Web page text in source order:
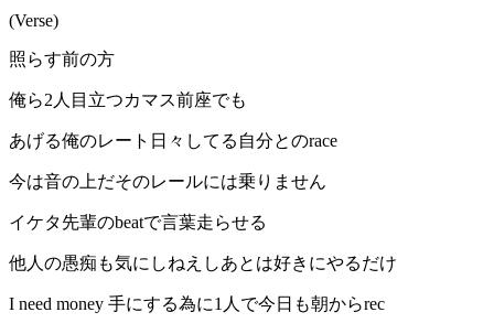
(Verse)
照らす前の方
俺ら2人目立つカマス前座でも
あげる俺のレート日々してる自分とのrace
今は音の上だそのレールには乗りません
イケタ先輩のbeatで言葉走らせる
他人の愚痴も気にしねえしあとは好きにやるだけ
I need money 手にする為に1人で今日も朝からrec